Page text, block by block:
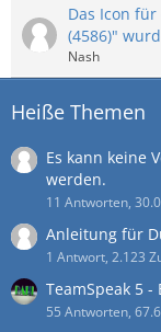
Das Icon
(4586)"
Nash
Heiße Themen
Es kann keine
werden.
11 Antworten,
Anleitung für
1 Antwort, 2.123
TeamSpeak 5 -
55 Antworten,